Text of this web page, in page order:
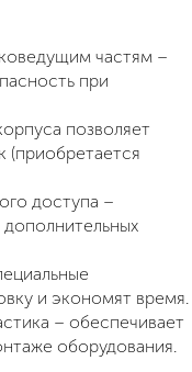
частям –
при
позволяет
(приобретается
доступа –
и экономят время.
– обеспечивает
оборудования.